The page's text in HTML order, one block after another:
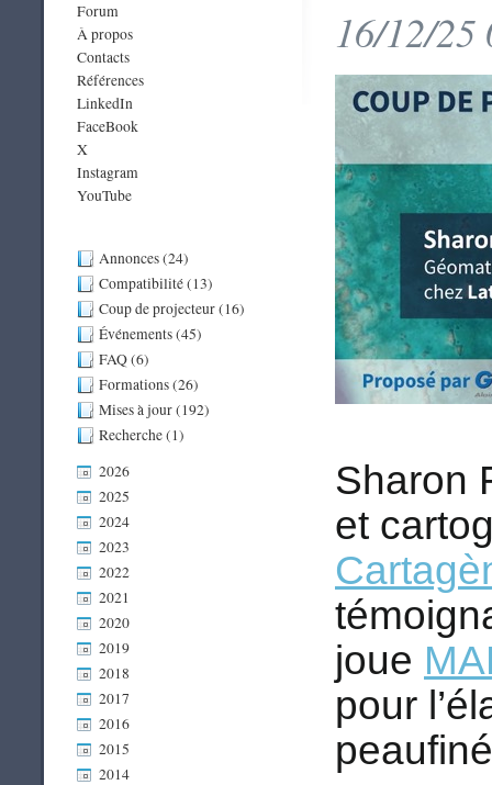
Forum
À propos
Contacts
Références
LinkedIn
FaceBook
X
Instagram
YouTube
Annonces (24)
Compatibilité (13)
Coup de projecteur (16)
Événements (45)
FAQ (6)
Formations (26)
Mises à jour (192)
Recherche (1)
2026
2025
2024
2023
2022
2021
2020
2019
2018
2017
2016
2015
2014
16/12/25
Sharon
et
joue
pour